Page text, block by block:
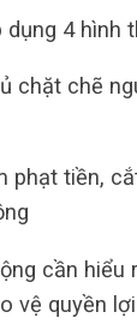
dụng 4 hình
chặt chẽ
phạt tiền,
cần hiểu
vệ quyền